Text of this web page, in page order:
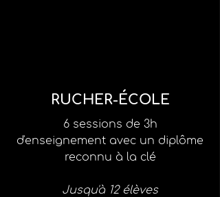
RUCHER-ÉCOLE
6 sessions de 3h
d'enseignement avec un diplôme
reconnu à la clé
Jusqu'à 12 élèves